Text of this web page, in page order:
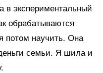
в экспериментальный
обрабатываются
потом научить. Она
семьи. Я шила и